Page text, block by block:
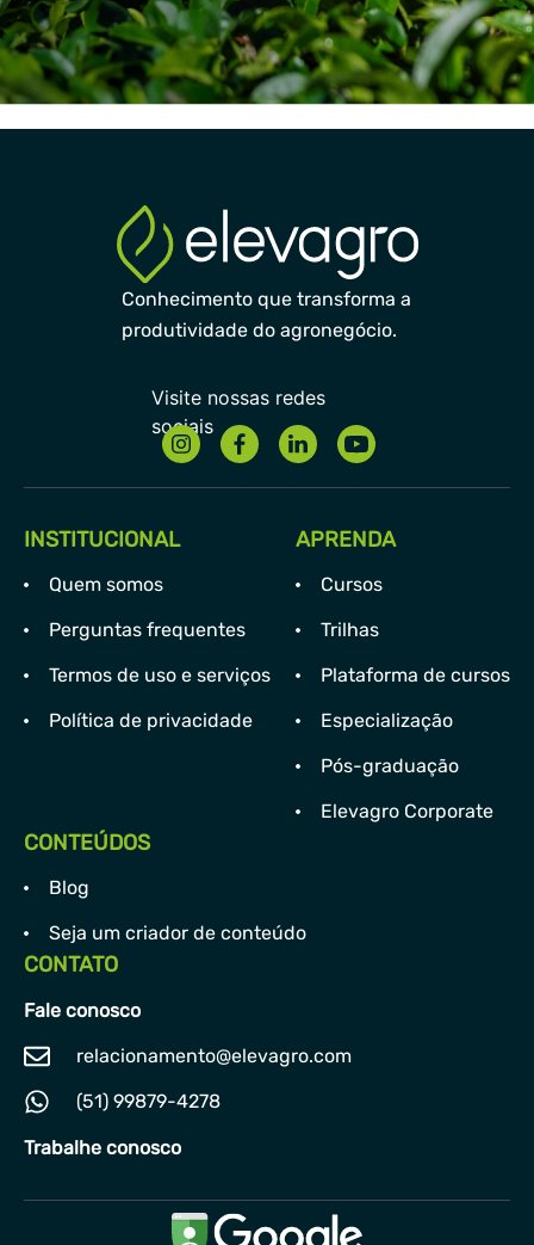
Conhecimento que transforma a
produtividade do agronegócio.
INSTITUCIONAL
Quem somos
Perguntas frequentes
Termos de uso e serviços
Política de privacidade
APRENDA
Cursos
Trilhas
Plataforma de cursos
Especialização
Pós-graduação
Elevagro Corporate
CONTEÚDOS
Blog
Seja um criador de conteúdo
CONTATO
Fale conosco
relacionamento@elevagro.com
(51) 99879-4278
Trabalhe conosco